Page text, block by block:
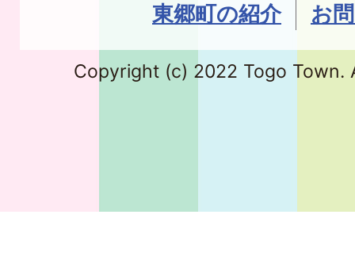
東郷町の紹介
お
Copyright (c) 2022 Togo Town.